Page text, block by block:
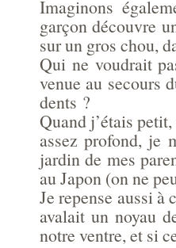
Imaginons
garçon découvre
sur un gros chou,
Qui ne voudrait
venue au secours
dents ?
Quand j’étais
assez profond, je
jardin de mes
au Japon (on ne
Je repense aussi
avalait un noyau
notre ventre, et si